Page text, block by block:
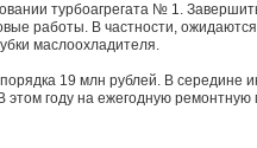
турбоагрегата № 1.
работы. В частности,
маслоохладителя.
19 млн рублей. В середине
году на ежегодную